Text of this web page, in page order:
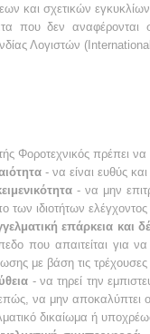
και σχετικών εγκυκλίων.
που δεν αναφέρονται
Λογιστών
Φοροτεχνικός πρέπει να
- να είναι ευθύς και
- να μην
των ιδιοτήτων ελέγχοντος
επάρκεια και
που απαιτείται για
με βάση τις τρέχουσες
- να τηρεί την
να μην αποκαλύπτει
δικαίωμα ή